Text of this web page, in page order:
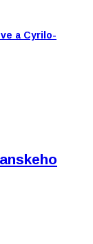
a Cyrilo-